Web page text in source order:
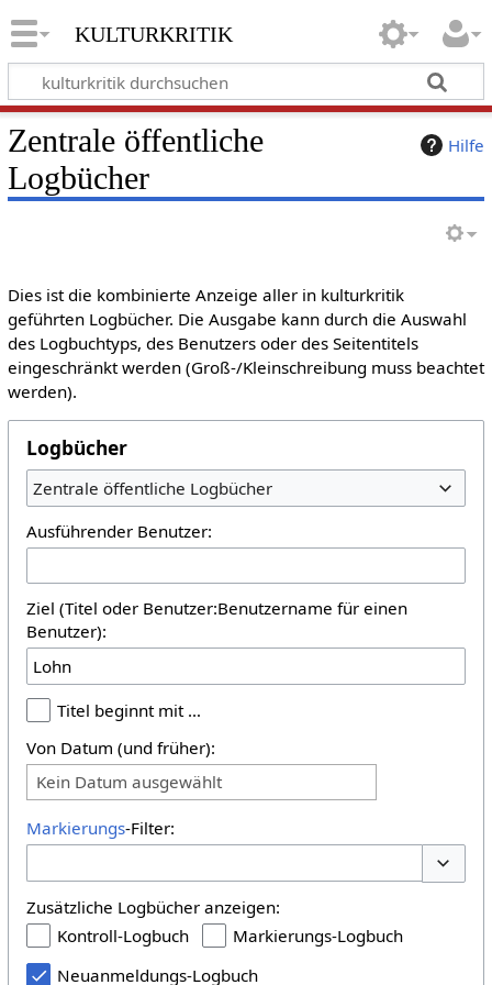
kulturkritik
Hilfe
Zentrale öffentliche
Logbücher
Dies ist die kombinierte Anzeige aller in kulturkritik
geführten Logbücher. Die Ausgabe kann durch die Auswahl
des Logbuchtyps, des Benutzers oder des Seitentitels
eingeschränkt werden (Groß-/Kleinschreibung muss beachtet
werden).
Logbücher
Zentrale öffentliche Logbücher
Ausführender Benutzer:
Ziel (Titel oder Benutzer:Benutzername für einen
Benutzer):
Titel beginnt mit …
Von Datum (und früher):
Kein Datum ausgewählt
Markierungs-Filter:
Zusätzliche Logbücher anzeigen:
Kontroll-Logbuch
Markierungs-Logbuch
Neuanmeldungs-Logbuch